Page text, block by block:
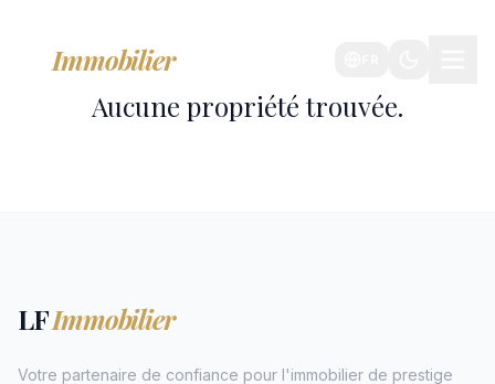
Immobilier
Aucune propriété trouvée.
LFImmobilier
Votre partenaire de confiance pour l'immobilier de prestige